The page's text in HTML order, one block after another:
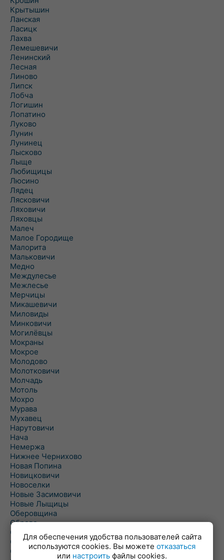
Крытышин
Ланская
Ласицк
Лахва
Лемешевичи
Ленинский
Лесная
Линово
Липск
Лобча
Логишин
Лопатино
Луково
Лунин
Лунинец
Лысково
Лыще
Любищицы
Люсино
Лядец
Лясковичи
Ляховичи
Ляховцы
Малеч
Малое Городище
Малорита
Мальковичи
Медно
Междулесье
Межлесье
Мерчицы
Микашевичи
Миловиды
Минковичи
Могилёвцы
Мокраны
Мокрое
Молодово
Молотковичи
Молчадь
Мотоль
Мохро
Мурава
Мухавец
Нарутовичи
Нача
Немержа
Нижнее Чернихово
Новая Попина
Новицковичи
Новоселки
Новые Засимовичи
Новые Лыщицы
Оберовщина
Оброво
Огаревичи
Одрижин
Оздамичи
Для обеспечения удобства пользователей сайта
используются cookies. Вы можете отказаться
или настроить файлы cookies.